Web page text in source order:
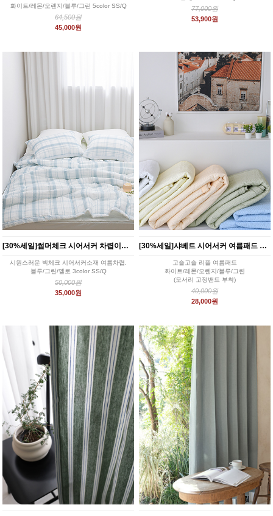
화이트/레몬/오렌지/블루/그린 5color SS/Q
64,500원
45,000원
77,000원
53,900원
[30%세일]썸머체크 시어서커 차렵이불세트 3color
시원스러운 빅체크 시어서커소재 여름차렵.
블루/그린/옐로 3color SS/Q
50,000원
35,000원
[30%세일]샤베트 시어서커 여름패드 5color SS/Q
고슬고슬 리플 여름패드
화이트/레몬/오렌지/블루/그린
(모서리 고정밴드 부착)
40,000원
28,000원